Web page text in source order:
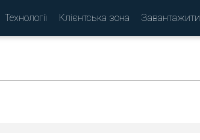
Технології Клієнтська зона Завантажити